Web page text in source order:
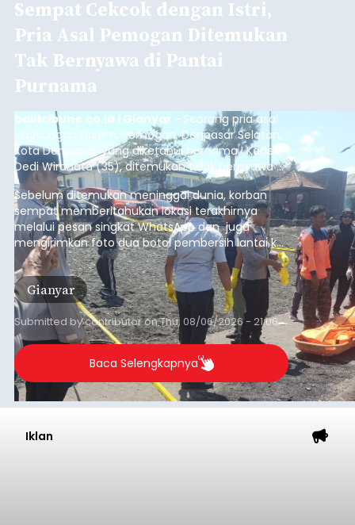
Sempat Cekcok dengan Istri,
Pria Asal Pemogan Ditemukan
Tak Bernyawa di Pantai
Purnama
balitribune.co.id I Gianyar - Seorang pria asal
Lingkungan Dalem, Pemogan, Denpasar Selatan,
Kota Denpasar, yang diketahui bernama I Kadek
Dedi Wiranata (35), ditemukan tidak bernyawa di
pesisir Pantai Purnama, Sukawati.
Sebelum ditemukan meninggal dunia, korban
sempat memberitahukan lokasi terakhirnya
melalui pesan singkat WhatsApp dan juga
mengirimkan foto dua botol pembersih lantai ke
istrinya.
Gianyar
Submitted bycontributoronThu, 08/06/2026 - 21:06
Baca Selengkapnya
Iklan